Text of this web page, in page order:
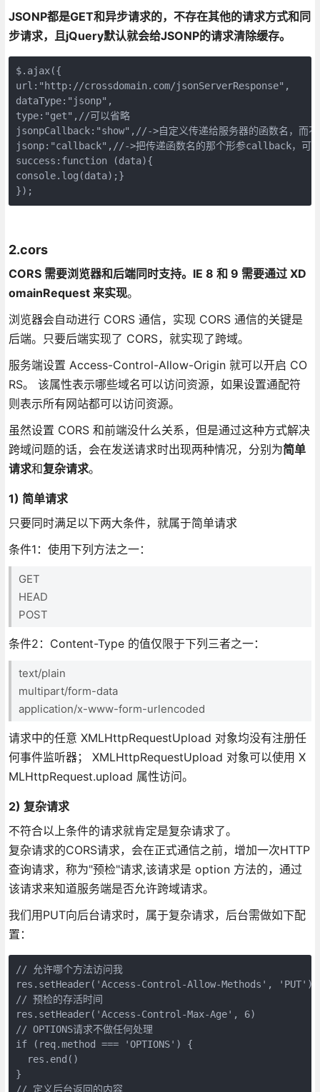
JSONP都是GET和异步请求的，不存在其他的请求方式和同
步请求，且jQuery默认就会给JSONP的请求清除缓存。
$.ajax({
url:"http://crossdomain.com/jsonServerResponse",
dataType:"jsonp",
type:"get",//可以省略
jsonpCallback:"show",//->自定义传递给服务器的函数名，而不
jsonp:"callback",//->把传递函数名的那个形参callback，可
success:function (data){
console.log(data);}
2.cors
CORS 需要浏览器和后端同时支持。IE 8 和 9 需要通过 XD
omainRequest 来实现。
浏览器会自动进行 CORS 通信，实现 CORS 通信的关键是
后端。只要后端实现了 CORS，就实现了跨域。
服务端设置 Access-Control-Allow-Origin 就可以开启 CO
RS。 该属性表示哪些域名可以访问资源，如果设置通配符
则表示所有网站都可以访问资源。
虽然设置 CORS 和前端没什么关系，但是通过这种方式解决
跨域问题的话，会在发送请求时出现两种情况，分别为简单
请求和复杂请求。
1) 简单请求
只要同时满足以下两大条件，就属于简单请求
条件1：使用下列方法之一：
GET
HEAD
POST
条件2：Content-Type 的值仅限于下列三者之一：
text/plain
multipart/form-data
application/x-www-form-urlencoded
请求中的任意 XMLHttpRequestUpload 对象均没有注册任
何事件监听器； XMLHttpRequestUpload 对象可以使用 X
MLHttpRequest.upload 属性访问。
2) 复杂请求
不符合以上条件的请求就肯定是复杂请求了。
复杂请求的CORS请求，会在正式通信之前，增加一次HTTP
查询请求，称为"预检"请求,该请求是 option 方法的，通过
该请求来知道服务端是否允许跨域请求。
我们用PUT向后台请求时，属于复杂请求，后台需做如下配
置：
// 允许哪个方法访问我
res.setHeader('Access-Control-Allow-Methods', 'PUT')
// 预检的存活时间
res.setHeader('Access-Control-Max-Age', 6)
// OPTIONS请求不做任何处理
if (req.method === 'OPTIONS') {
  res.end()
}
// 定义后台返回的内容